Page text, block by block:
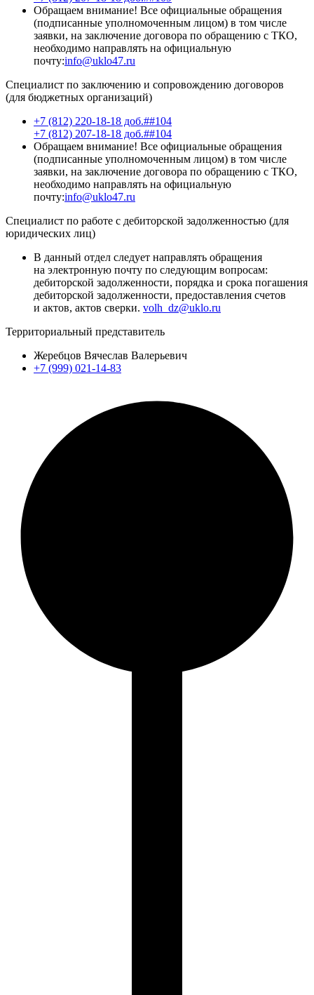
Обращаем внимание! Все официальные обращения
(подписанные уполномоченным лицом) в том числе
заявки, на заключение договора по обращению с ТКО,
необходимо направлять на официальную
почту:info@uklo47.ru
Специалист по заключению и сопровождению договоров
(для бюджетных организаций)
+7 (812) 220-18-18 доб.##104
+7 (812) 207-18-18 доб.##104
Обращаем внимание! Все официальные обращения
(подписанные уполномоченным лицом) в том числе
заявки, на заключение договора по обращению с ТКО,
необходимо направлять на официальную
почту:info@uklo47.ru
Специалист по работе с дебиторской задолженностью (для
юридических лиц)
В данный отдел следует направлять обращения
на электронную почту по следующим вопросам:
дебиторской задолженности, порядка и срока погашения
дебиторской задолженности, предоставления счетов
и актов, актов сверки. volh_dz@uklo.ru
Территориальный представитель
Жеребцов Вячеслав Валерьевич
+7 (999) 021-14-83